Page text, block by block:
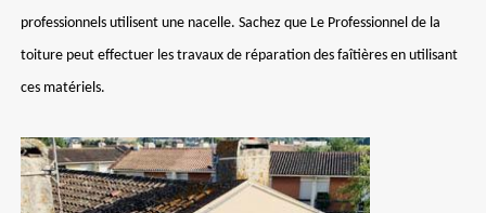
professionnels utilisent une nacelle. Sachez que Le Professionnel de la
toiture peut effectuer les travaux de réparation des faîtières en utilisant
ces matériels.